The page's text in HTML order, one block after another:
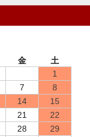
金
土
1
7
8
14
15
21
22
28
29